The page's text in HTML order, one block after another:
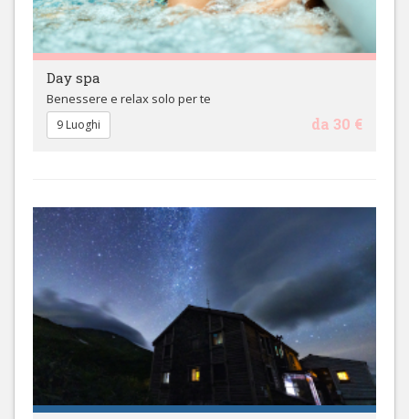
Day spa
Benessere e relax solo per te
da 30 €
9 Luoghi